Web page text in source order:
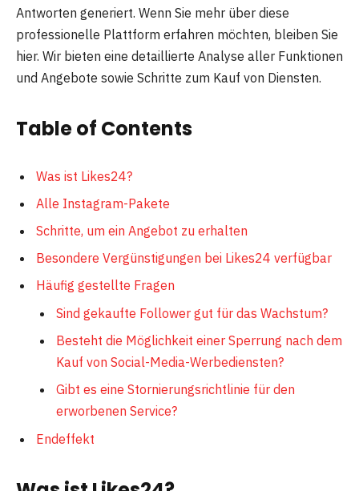
Antworten generiert. Wenn Sie mehr über diese
professionelle Plattform erfahren möchten, bleiben Sie
hier. Wir bieten eine detaillierte Analyse aller Funktionen
und Angebote sowie Schritte zum Kauf von Diensten.
Table of Contents
Was ist Likes24?
Alle Instagram-Pakete
Schritte, um ein Angebot zu erhalten
Besondere Vergünstigungen bei Likes24 verfügbar
Häufig gestellte Fragen
Sind gekaufte Follower gut für das Wachstum?
Besteht die Möglichkeit einer Sperrung nach dem
Kauf von Social-Media-Werbediensten?
Gibt es eine Stornierungsrichtlinie für den
erworbenen Service?
Endeffekt